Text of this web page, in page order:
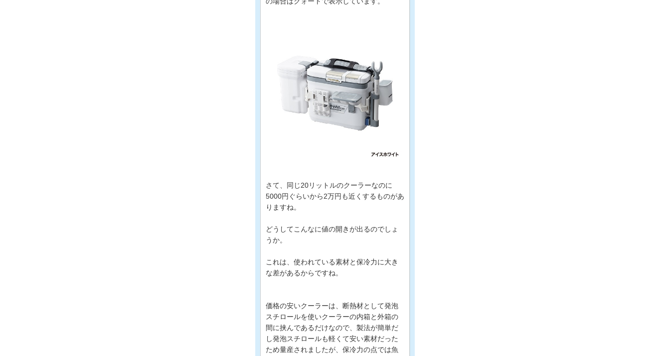
さて、同じ20リットルのクーラーなのに
5000円ぐらいから2万円も近くするものがあ
りますね。
どうしてこんなに値の開きが出るのでしょ
うか。
これは、使われている素材と保冷力に大き
な差があるからですね。
価格の安いクーラーは、断熱材として発泡
スチロールを使いクーラーの内箱と外箱の
間に挟んであるだけなので、製法が簡単だ
し発泡スチロールも軽くて安い素材だった
ため量産されましたが、保冷力の点では魚